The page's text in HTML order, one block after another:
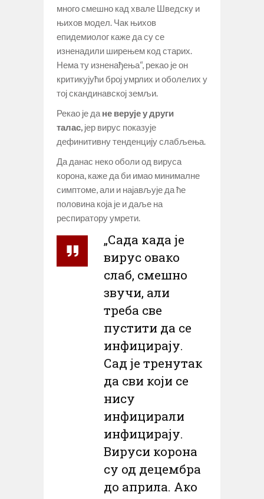
много смешно кад хвале Шведску и
њихов модел. Чак њихов
епидемиолог каже да су се
изненадили ширењем код старих.
Нема ту изненађења“, рекао је он
критикујући број умрлих и оболелих у
тој скандинавској земљи.
Рекао је да не верује у други
талас, јер вирус показује
дефинитивну тенденцију слабљења.
Да данас неко оболи од вируса
корона, каже да би имао минималне
симптоме, али и најављује да ће
половина која је и даље на
респиратору умрети.
„Сада када је
вирус овако
слаб, смешно
звучи, али
треба све
пустити да се
инфицирају.
Сад је тренутак
да сви који се
нису
инфицирали
инфицирају.
Вируси корона
су од децембра
до априла. Ако